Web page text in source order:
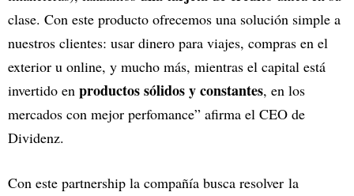
clase. Con este producto ofrecemos una solución simple a
nuestros clientes: usar dinero para viajes, compras en el
exterior u online, y mucho más, mientras el capital está
invertido en productos sólidos y constantes, en los
mercados con mejor perfomance” afirma el CEO de
Dividenz.
Con este partnership la compañía busca resolver la